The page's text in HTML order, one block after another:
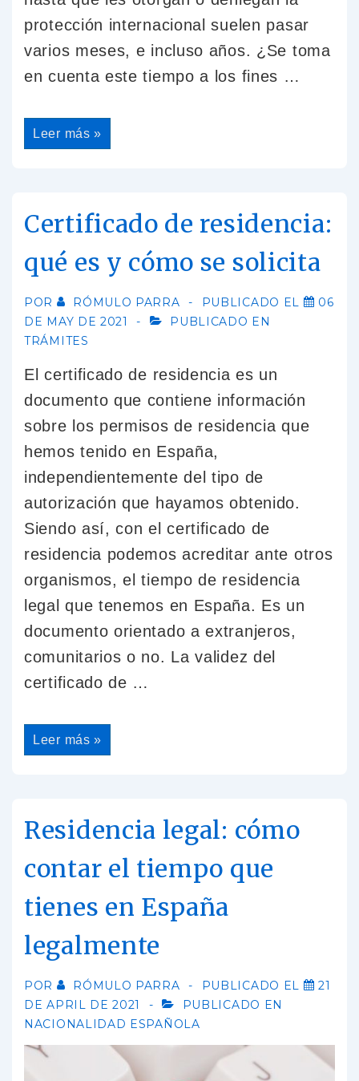
protección internacional suelen pasar
varios meses, e incluso años. ¿Se toma
en cuenta este tiempo a los fines …
Leer más »
Certificado de residencia:
qué es y cómo se solicita
POR RÓMULO PARRA PUBLICADO EL
06
DE MAY DE 2021
PUBLICADO EN
TRÁMITES
El certificado de residencia es un
documento que contiene información
sobre los permisos de residencia que
hemos tenido en España,
independientemente del tipo de
autorización que hayamos obtenido.
Siendo así, con el certificado de
residencia podemos acreditar ante otros
organismos, el tiempo de residencia
legal que tenemos en España. Es un
documento orientado a extranjeros,
comunitarios o no. La validez del
certificado de …
Leer más »
Residencia legal: cómo
contar el tiempo que
tienes en España
legalmente
POR RÓMULO PARRA PUBLICADO EL
21
DE APRIL DE 2021
PUBLICADO EN
NACIONALIDAD ESPAÑOLA